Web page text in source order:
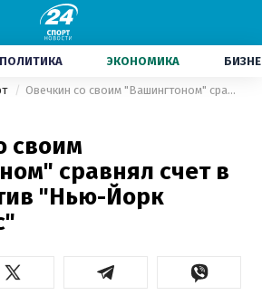
ЭКОНОМИКА
Овечкин со своим "Вашингтоном" сравнял счет в серии против "Нью-Йорк Рейнджерс"
своим
сравнял счет в
"Нью-Йорк